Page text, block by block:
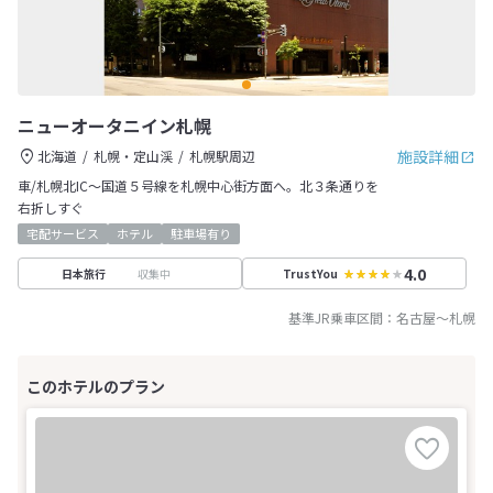
ニューオータニイン札幌
施設詳細
北海道 札幌・定山渓
札幌駅周辺
車/札幌北IC～国道５号線を札幌中心街方面へ。北３条通りを
右折しすぐ
宅配サービス ホテル 駐車場有り
日本旅行 収集中 TrustYou 4.0
基準JR乗車区間： 名古屋～札幌